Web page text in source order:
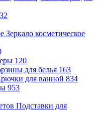
Зеркало косметическое
120
для белья 163
для ванной 834
953
Подставки для